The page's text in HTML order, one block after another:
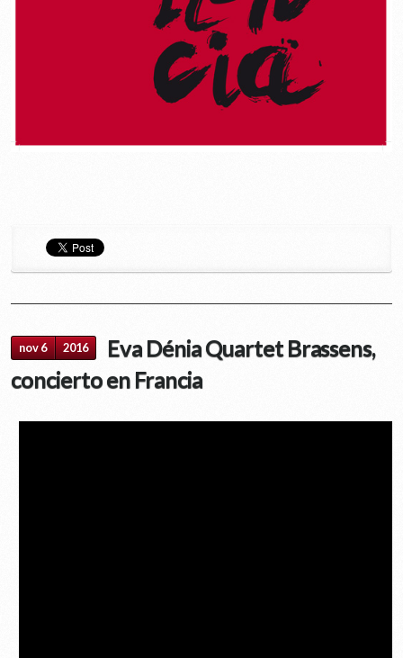
nov 6 2016
Eva Dénia Quartet Brassens,
concierto en Francia